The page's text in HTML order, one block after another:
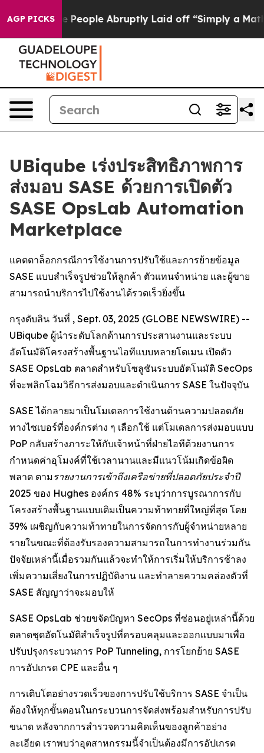
AGP PICKS
Calls the People Abruptly Laid off “Simply a Math
UBiqube เร่งประสิทธิภาพการ
ส่งมอบ SASE ด้วยการเปิดตัว
SASE OpsLab Automation
Marketplace
แคตตาล็อกกรณีการใช้งานการปรับใช้และการย้ายข้อมูล
SASE แบบสำเร็จรูปช่วยให้ลูกค้า ตัวแทนจำหน่าย และผู้ขาย
สามารถนำบริการไปใช้งานได้รวดเร็วยิ่งขึ้น
กรุงดับลิน วันที่ , Sept. 03, 2025 (GLOBE NEWSWIRE) --
UBiqube ผู้นำระดับโลกด้านการประสานงานและระบบ
อัตโนมัติโครงสร้างพื้นฐานไอทีแบบหลายโดเมน เปิดตัว
SASE OpsLab ตลาดสำหรับโซลูชันระบบอัตโนมัติ SecOps
ที่จะพลิกโฉมวิธีการส่งมอบและดำเนินการ SASE ในปัจจุบัน
SASE ได้กลายมาเป็นโมเดลการใช้งานด้านความปลอดภัย
ทางไซเบอร์ที่องค์กรต่าง ๆ เลือกใช้ แต่โมเดลการส่งมอบแบบ
PoP กลับสร้างภาระให้กับเจ้าหน้าที่ฝ่ายไอทีด้วยงานการ
กำหนดค่าอุโมงค์ที่ใช้เวลานานและมีแนวโน้มเกิดข้อผิด
พลาด ตาม รายงานการเข้าถึงเครือข่ายที่ปลอดภัยประจำปี
2025 ของ Hughes องค์กร 48% ระบุว่าการบูรณาการกับ
โครงสร้างพื้นฐานแบบเดิมเป็นความท้าทายที่ใหญ่ที่สุด โดย
39% เผชิญกับความท้าทายในการจัดการกับผู้จำหน่ายหลาย
รายในขณะที่ต้องรับรองความสามารถในการทำงานร่วมกัน
ปัจจัยเหล่านี้เมื่อรวมกันแล้วจะทำให้การเริ่มให้บริการช้าลง
เพิ่มความเสี่ยงในการปฏิบัติงาน และทำลายความคล่องตัวที่
SASE สัญญาว่าจะมอบให้
SASE OpsLab ช่วยขจัดปัญหา SecOps ที่ซ่อนอยู่เหล่านี้ด้วย
ตลาดชุดอัตโนมัติสำเร็จรูปที่ครอบคลุมและออกแบบมาเพื่อ
ปรับปรุงกระบวนการ PoP Tunneling, การโยกย้าย SASE
การอัปเกรด CPE และอื่น ๆ
การเติบโตอย่างรวดเร็วของการปรับใช้บริการ SASE จำเป็น
ต้องให้ทุกขั้นตอนในกระบวนการจัดส่งพร้อมสำหรับการปรับ
ขนาด หลังจากการสำรวจความคิดเห็นของลูกค้าอย่าง
ละเอียด เราพบว่าอุตสาหกรรมนี้จำเป็นต้องมีการอัปเกรด